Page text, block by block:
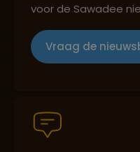
Groepsreizen
voor de Sawadee
Vraag de